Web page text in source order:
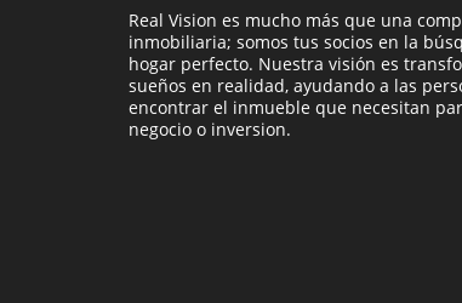
Real Vision es mucho más que una
inmobiliaria; somos tus socios en la
hogar perfecto. Nuestra visión es
sueños en realidad, ayudando a las
encontrar el inmueble que necesitan
negocio o inversion.